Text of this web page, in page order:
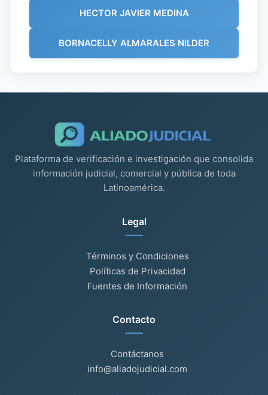
HECTOR JAVIER MEDINA
BORNACELLY ALMARALES NILDER
Plataforma de verificación e investigación que consolida
información judicial, comercial y pública de toda
Latinoamérica.
Legal
Términos y Condiciones
Políticas de Privacidad
Fuentes de Información
Contacto
Contáctanos
info@aliadojudicial.com